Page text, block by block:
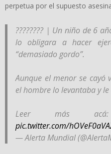
perpetua por el supuesto
???????? | Un niño de 6
lo obligara a hacer
“demasiado gordo”.
Aunque el menor se cayó
el hombre lo levantaba y
Leer más
pic.twitter.com/
— Alerta Mundial